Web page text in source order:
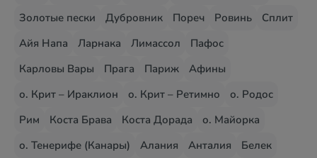
Золотые пески
Дубровник Пореч Ровинь
Сплит
Айя Напа
Ларнака Лимассол
Пафос
Карловы Вары
Прага Париж
Афины
о. Крит – Ираклион
о. Крит – Ретимно
о. Родос
Рим
Коста Брава Коста Дорада
о. Майорка
о. Тенерифе (Канары)
Алания Анталия
Белек